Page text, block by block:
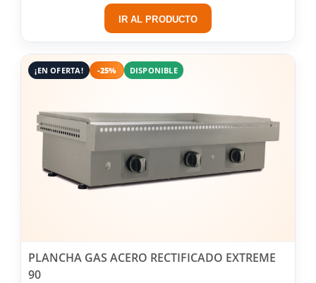
IR AL PRODUCTO
¡EN OFERTA! -25% DISPONIBLE
PLANCHA GAS ACERO RECTIFICADO EXTREME
90